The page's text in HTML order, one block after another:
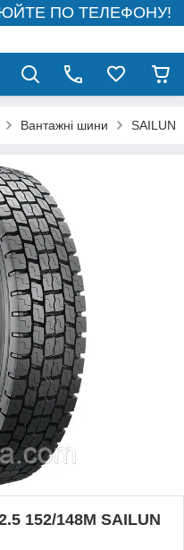
ПО ТЕЛЕФОНУ!
Вантажні шини SAILUN
152/148M SAILUN